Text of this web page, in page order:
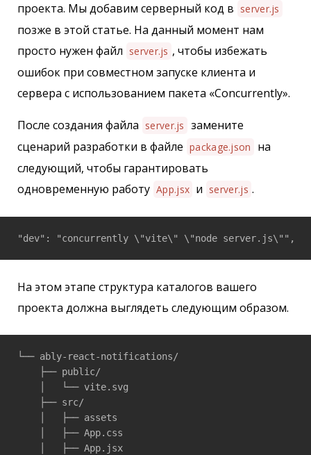
проекта. Мы добавим серверный код в server.js
позже в этой статье. На данный момент нам
просто нужен файл server.js , чтобы избежать
ошибок при совместном запуске клиента и
сервера с использованием пакета «Concurrently».
После создания файла server.js замените
сценарий разработки в файле package.json
на
следующий, чтобы гарантировать
одновременную работу App.jsx и server.js .
"dev": "concurrently \"vite\" \"node server.js\"",
На этом этапе структура каталогов вашего
проекта должна выглядеть следующим образом.
└── ably-react-notifications/
    ├── public/
    │   └── vite.svg
    ├── src/
    │   ├── assets
    │   ├── App.css
    │   ├── App.jsx